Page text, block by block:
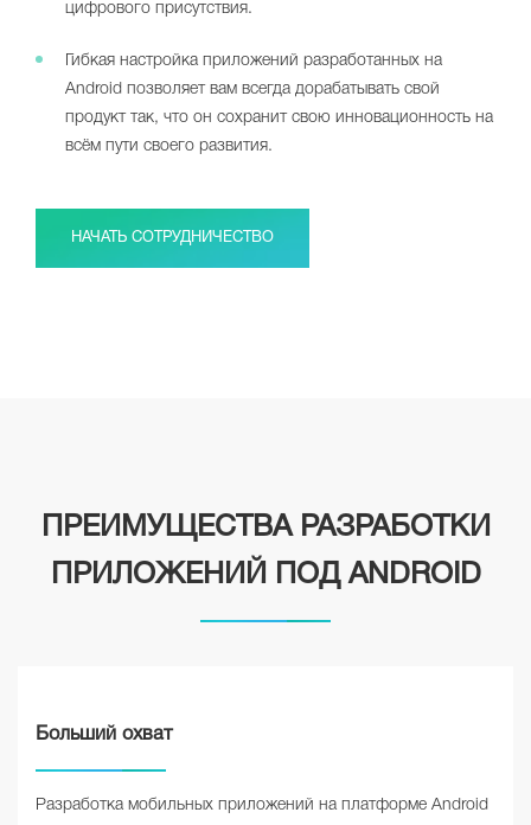
цифрового присутствия.
Гибкая настройка приложений разработанных на
Android позволяет вам всегда дорабатывать свой
продукт так, что он сохранит свою инновационность на
всём пути своего развития.
НАЧАТЬ СОТРУДНИЧЕСТВО
ПРЕИМУЩЕСТВА РАЗРАБОТКИ
ПРИЛОЖЕНИЙ ПОД ANDROID
Больший охват
Разработка мобильных приложений на платформе Android